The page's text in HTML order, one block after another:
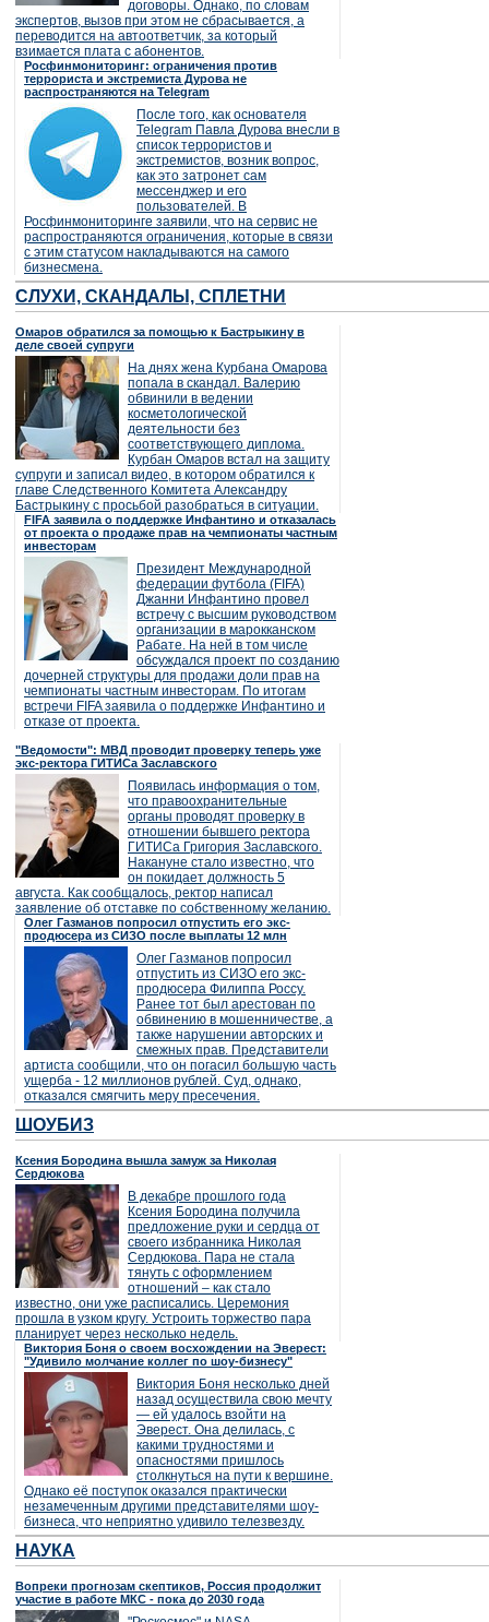
договоры. Однако, по словам
экспертов, вызов при этом не сбрасывается, а
переводится на автоответчик, за который
взимается плата с абонентов.
Росфинмониторинг: ограничения против
террориста и экстремиста Дурова не
распространяются на Telegram
После того, как основателя
Telegram Павла Дурова внесли в
список террористов и
экстремистов, возник вопрос,
как это затронет сам
мессенджер и его
пользователей. В
Росфинмониторинге заявили, что на сервис не
распространяются ограничения, которые в связи
с этим статусом накладываются на самого
бизнесмена.
СЛУХИ, СКАНДАЛЫ, СПЛЕТНИ
Омаров обратился за помощью к Бастрыкину в
деле своей супруги
На днях жена Курбана Омарова
попала в скандал. Валерию
обвинили в ведении
косметологической
деятельности без
соответствующего диплома.
Курбан Омаров встал на защиту
супруги и записал видео, в котором обратился к
главе Следственного Комитета Александру
Бастрыкину с просьбой разобраться в ситуации.
FIFA заявила о поддержке Инфантино и отказалась
от проекта о продаже прав на чемпионаты частным
инвесторам
Президент Международной
федерации футбола (FIFA)
Джанни Инфантино провел
встречу с высшим руководством
организации в марокканском
Рабате. На ней в том числе
обсуждался проект по созданию
дочерней структуры для продажи доли прав на
чемпионаты частным инвесторам. По итогам
встречи FIFA заявила о поддержке Инфантино и
отказе от проекта.
"Ведомости": МВД проводит проверку теперь уже
экс-ректора ГИТИСа Заславского
Появилась информация о том,
что правоохранительные
органы проводят проверку в
отношении бывшего ректора
ГИТИСа Григория Заславского.
Накануне стало известно, что
он покидает должность 5
августа. Как сообщалось, ректор написал
заявление об отставке по собственному желанию.
Олег Газманов попросил отпустить его экс-
продюсера из СИЗО после выплаты 12 млн
Олег Газманов попросил
отпустить из СИЗО его экс-
продюсера Филиппа Россу.
Ранее тот был арестован по
обвинению в мошенничестве, а
также нарушении авторских и
смежных прав. Представители
артиста сообщили, что он погасил большую часть
ущерба - 12 миллионов рублей. Суд, однако,
отказался смягчить меру пресечения.
ШОУБИЗ
Ксения Бородина вышла замуж за Николая
Сердюкова
В декабре прошлого года
Ксения Бородина получила
предложение руки и сердца от
своего избранника Николая
Сердюкова. Пара не стала
тянуть с оформлением
отношений – как стало
известно, они уже расписались. Церемония
прошла в узком кругу. Устроить торжество пара
планирует через несколько недель.
Виктория Боня о своем восхождении на Эверест:
"Удивило молчание коллег по шоу-бизнесу"
Виктория Боня несколько дней
назад осуществила свою мечту
— ей удалось взойти на
Эверест. Она делилась, с
какими трудностями и
опасностями пришлось
столкнуться на пути к вершине.
Однако её поступок оказался практически
незамеченным другими представителями шоу-
бизнеса, что неприятно удивило телезвезду.
НАУКА
Вопреки прогнозам скептиков, Россия продолжит
участие в работе МКС - пока до 2030 года